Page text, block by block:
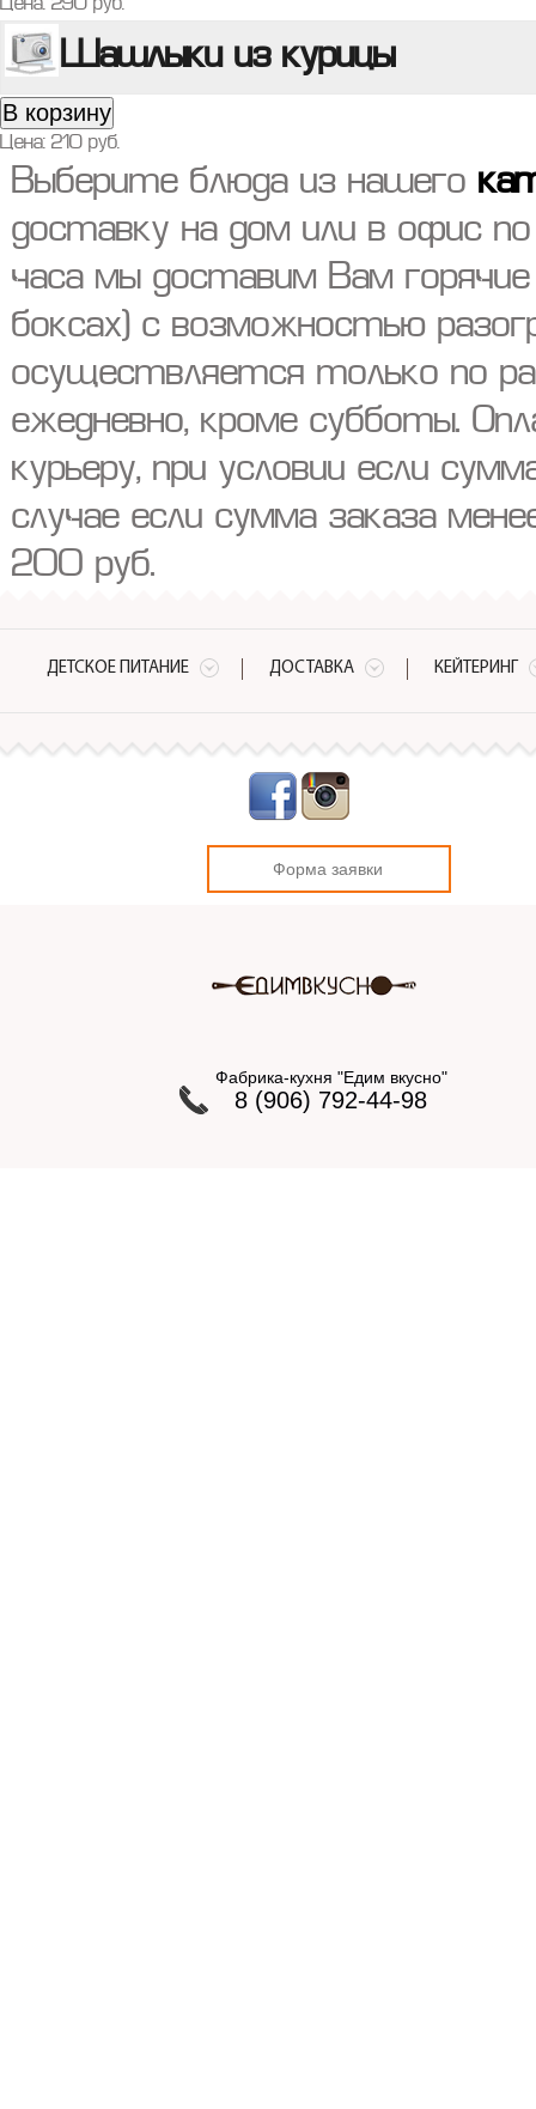
Цена: 290 руб.
Шашлыки из курицы
В корзину
Цена: 210 руб.
Выберите блюда из нашего
доставку на дом или в офис
часа мы доставим Вам
боксах) с возможностью
осуществляется только по
ежедневно, кроме субботы.
курьеру, при условии если
случае если сумма заказа
200 руб.
ДЕТСКОЕ ПИТАНИЕ ДОСТАВКА КЕЙТЕРИНГ
Форма заявки
Фабрика-кухня "Едим вкусно"
8 (906) 792-44-98